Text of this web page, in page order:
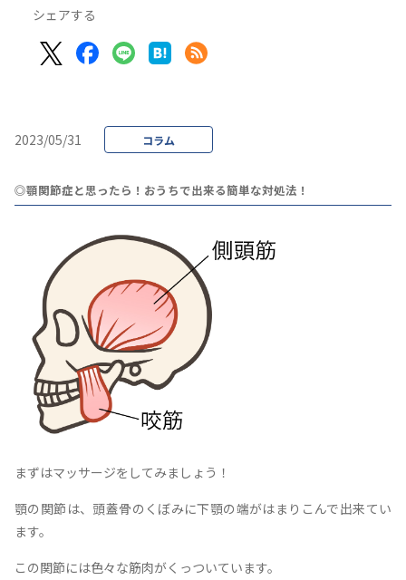
シェアする
2023/05/31 コラム
◎顎関節症と思ったら！おうちで出来る簡単な対処法！
まずはマッサージをしてみましょう！
顎の関節は、頭蓋骨のくぼみに下顎の端がはまりこんで出来てい
ます。
この関節には色々な筋肉がくっついています。